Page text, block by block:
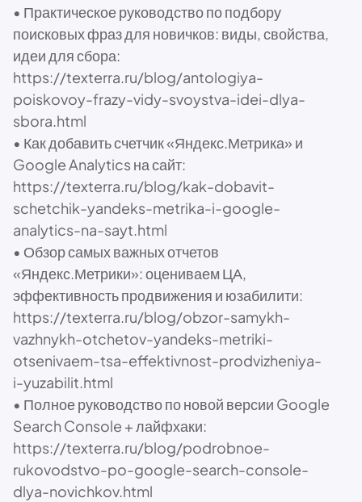
• Практическое руководство по подбору
поисковых фраз для новичков: виды, свойства,
идеи для сбора:
https://texterra.ru/blog/antologiya-
poiskovoy-frazy-vidy-svoystva-idei-dlya-
sbora.html
• Как добавить счетчик «Яндекс.Метрика» и
Google Analytics на сайт:
https://texterra.ru/blog/kak-dobavit-
schetchik-yandeks-metrika-i-google-
analytics-na-sayt.html
• Обзор самых важных отчетов
«Яндекс.Метрики»: оцениваем ЦА,
эффективность продвижения и юзабилити:
https://texterra.ru/blog/obzor-samykh-
vazhnykh-otchetov-yandeks-metriki-
otsenivaem-tsa-effektivnost-prodvizheniya-
i-yuzabilit.html
• Полное руководство по новой версии Google
Search Console + лайфхаки:
https://texterra.ru/blog/podrobnoe-
rukovodstvo-po-google-search-console-
dlya-novichkov.html